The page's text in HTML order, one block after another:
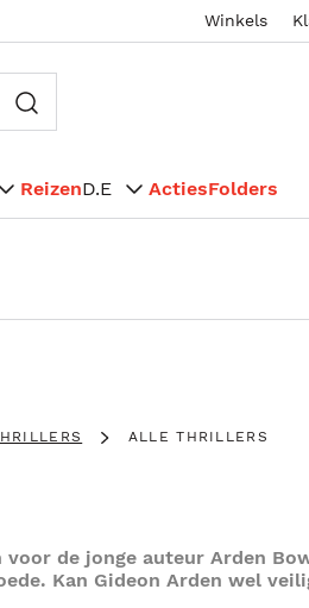
Winkels
ReizenD.E ActiesFolders
ALLE THRILLERS
voor de jonge auteur Arden
Kan Gideon Arden wel